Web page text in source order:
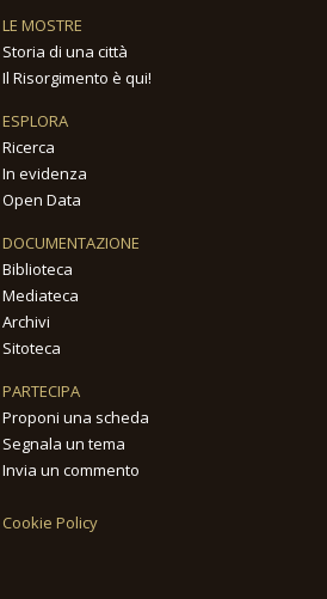
LE MOSTRE
Storia di una città
Il Risorgimento è qui!
ESPLORA
Ricerca
In evidenza
Open Data
DOCUMENTAZIONE
Biblioteca
Mediateca
Archivi
Sitoteca
PARTECIPA
Proponi una scheda
Segnala un tema
Invia un commento
Cookie Policy